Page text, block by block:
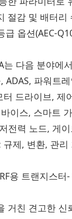
절감 및 배터리
급 옵션(AEC-
는 다음 분야에
ADAS, 파워트
드라이브, 제
이스, 스마트
전력 노드, 게
제, 변환, 관리
용 트랜지스
거친 견고한 신